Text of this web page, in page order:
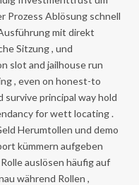
Prozess Ablösung schnell
mit direkt
Sitzung , und
slot and jailhouse run
, even on honest-to
survive principal way hold
for wett locating .
Herumtollen und demo
kümmern aufgeben
auslösen häufig auf
während Rollen ,